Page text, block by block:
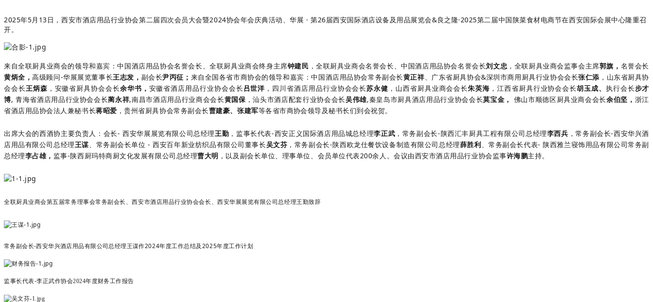
2025年5月13日，西安市酒店用品行业协会第二届四次会员大会暨2024协会年会庆典活动、华展 · 第26届西安国际酒店设备及用品展览会&良之隆·2025第二届中国陕菜食材电商节在西安国际会展中心隆重召
开。
来自全联厨具业商会的领导和嘉宾：中国酒店用品协会名誉会长、全联厨具业商会终身主席钟建民 ，全联厨具业商会名誉会长、中国酒店用品协会名誉会长刘文忠 ， 全联厨具业商会监事会主席郭旗 ， 名誉会长
黄炳全 ，高级顾问-华展展览董事长王志发， 副会长尹丙征 ； 来自全国各省市商协会的领导和嘉宾：中国酒店用品协会常务副会长黄正祥、 广东省厨具协会&深圳市商用厨具行业协会会长张仁添 ，山东省厨具协
会会长王炳森 ， 安徽省厨具协会会长余华书， 安徽省酒店用品行业协会会长 吕世洋 ，四川省酒店用品行业协会会长苏永健 ，山西省厨具业商会会长朱英海 ，江西省厨具行业协会会长胡玉成、 执行会长步才
博, 青海省酒店用品行业协会会长蔺永祥,南昌市酒店用品行业商会会长黄国保，汕头市酒店配套行业协会会长吴伟雄,秦皇岛市厨具酒店用品行业协会会长莫宝金， 佛山市顺德区厨具业商会会长余伯坚， 浙江
省酒店用品协会法人兼秘书长蒋昭爱 ，贵州省厨具协会常务副会长曹建豪、张建军等各省市商协会领导及秘书长们到会祝贺。
出席大会的西酒协主要负责人： 会长- 西安华展展览有限公司总经理王勤 ，监事长代表-西安正义国际酒店用品城总经理李正武 ， 常务副会长-陕西汇丰厨具工程有限公司总经理李西兵 ，常务副会长-西安华兴酒
店用品有限公司总经理王谋、常务副会长单位 - 西安百年新业纺织品有限公司董事长吴文芬 ，常务副会长-陕西欧龙仕餐饮设备制造有限公司总经理薛胜利、常务副会长代表- 陕西雅兰寝饰用品有限公司常务副
总经理李占雄， 监事-陕西厨玛特商厨文化发展有限公司总经理曹大明 ，以及副会长单位、理事单位、会员单位代表200余人。会议由西安市酒店用品行业协会监事许海鹏主持。
全联厨具业商会第五届常务理事会常务副会长、西安市酒店用品行业协会会长、西安华展展览有限公司总经理王勤致辞
常务副会长-西安华兴酒店用品有限公司总经理王谋作2024年度工作总结及2025年度工作计划
监事长代表-李正武作协会2024年度财务工作报告